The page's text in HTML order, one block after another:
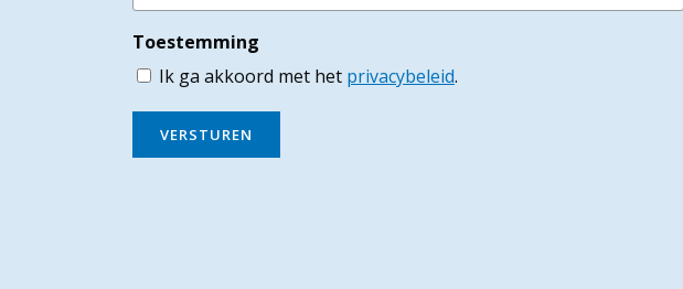
Toestemming
Ik ga akkoord met het privacybeleid.
VERSTUREN